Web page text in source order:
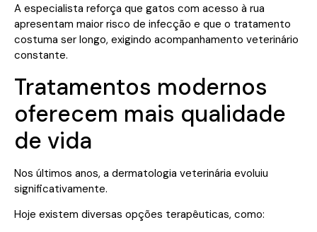
A especialista reforça que gatos com acesso à rua
apresentam maior risco de infecção e que o tratamento
costuma ser longo, exigindo acompanhamento veterinário
constante.
Tratamentos modernos
oferecem mais qualidade
de vida
Nos últimos anos, a dermatologia veterinária evoluiu
significativamente.
Hoje existem diversas opções terapêuticas, como: